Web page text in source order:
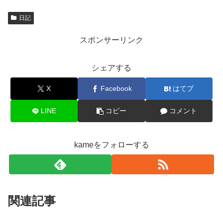
日記
スポンサーリンク
シェアする
X Facebook はてブ
LINE コピー コメント
kameをフォローする
関連記事